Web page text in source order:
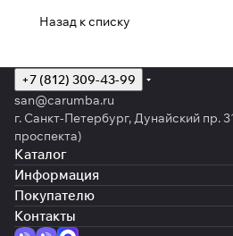
Назад к списку
+7 (812) 309-43-99
san@carumba.ru
г. Санкт-Петербург, Дунайский пр.
проспекта)
Каталог
Информация
Покупателю
Контакты